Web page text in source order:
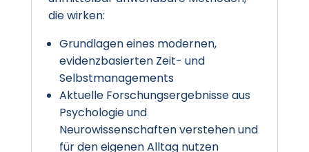
die wirken:
Grundlagen eines modernen,
evidenzbasierten Zeit- und
Selbstmanagements
Aktuelle Forschungsergebnisse aus
Psychologie und
Neurowissenschaften verstehen und
für den eigenen Alltag nutzen